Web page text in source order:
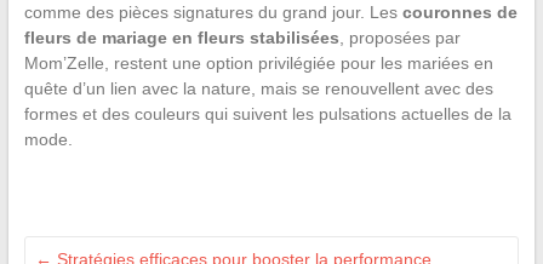
comme des pièces signatures du grand jour. Les couronnes de
fleurs de mariage en fleurs stabilisées , proposées par
Mom’Zelle, restent une option privilégiée pour les mariées en
quête d’un lien avec la nature, mais se renouvellent avec des
formes et des couleurs qui suivent les pulsations actuelles de la
mode.
← Stratégies efficaces pour booster la performance